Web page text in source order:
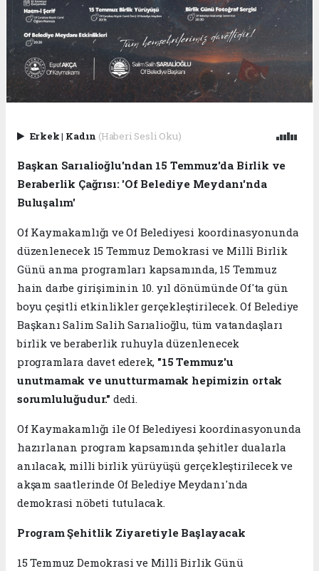
Erkek| Kadın (Haberi Sesli Oku)
Başkan Sarıalioğlu'ndan 15 Temmuz'da Birlik ve
Beraberlik Çağrısı: 'Of Belediye Meydanı'nda
Buluşalım'
Of Kaymakamlığı ve Of Belediyesi koordinasyonunda
düzenlenecek 15 Temmuz Demokrasi ve Millî Birlik
Günü anma programları kapsamında, 15 Temmuz
hain darbe girişiminin 10. yıl dönümünde Of'ta gün
boyu çeşitli etkinlikler gerçekleştirilecek. Of Belediye
Başkanı Salim Salih Sarıalioğlu, tüm vatandaşları
birlik ve beraberlik ruhuyla düzenlenecek
programlara davet ederek, "15 Temmuz'u
unutmamak ve unutturmamak hepimizin ortak
sorumluluğudur." dedi.
Of Kaymakamlığı ile Of Belediyesi koordinasyonunda
hazırlanan program kapsamında şehitler dualarla
anılacak, milli birlik yürüyüşü gerçekleştirilecek ve
akşam saatlerinde Of Belediye Meydanı'nda
demokrasi nöbeti tutulacak.
Program Şehitlik Ziyaretiyle Başlayacak
15 Temmuz Demokrasi ve Millî Birlik Günü